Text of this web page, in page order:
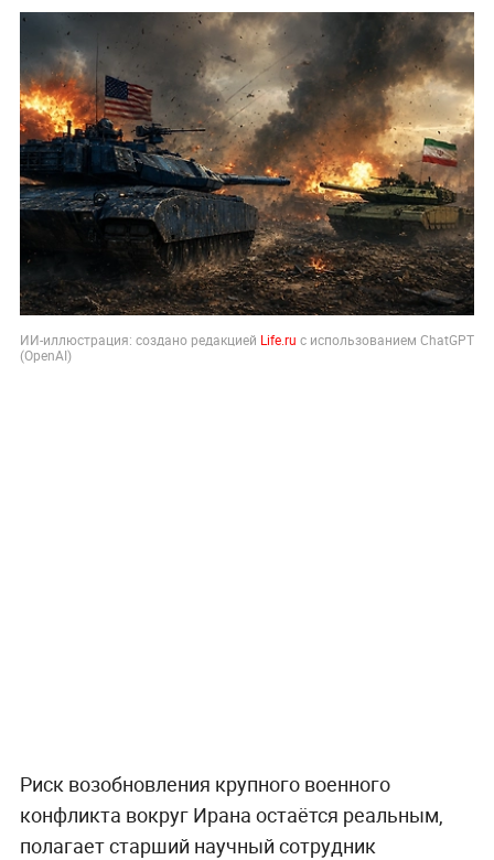
ИИ-иллюстрация: создано редакцией Life.ru с использованием ChatGPT
(OpenAI)
Риск возобновления крупного военного
конфликта вокруг Ирана остаётся реальным,
полагает старший научный сотрудник